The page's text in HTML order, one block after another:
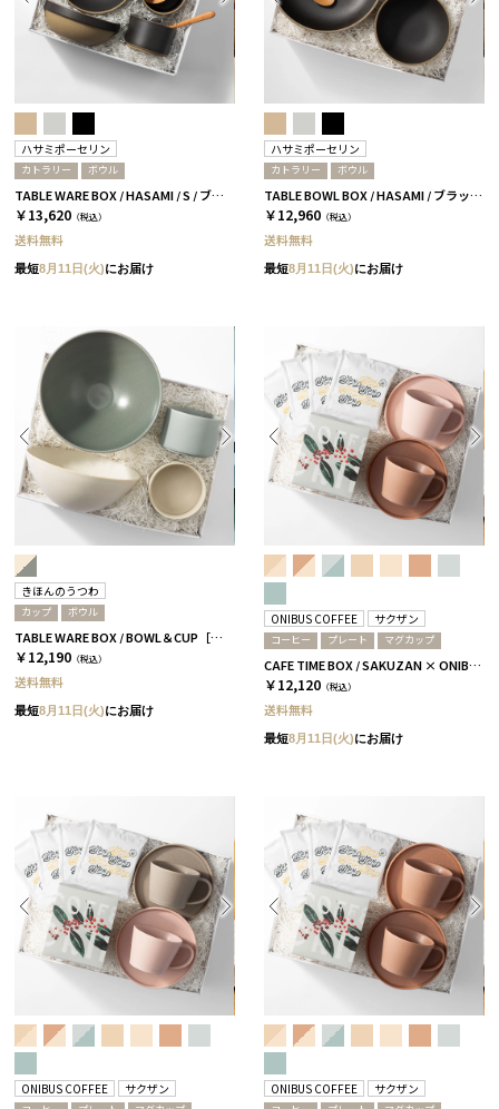
ハサミポーセリン
カトラリー ボウル
TABLE WARE BOX / HASAMI / S / ブラック［ハサミポーセリン］
￥13,620 （税込）
送料無料
最短8月11日(火)にお届け
ハサミポーセリン
カトラリー ボウル
TABLE BOWL BOX / HASAMI / ブラック［ハサミポーセリン］
￥12,960 （税込）
送料無料
最短8月11日(火)にお届け
きほんのうつわ
カップ ボウル
TABLE WARE BOX / BOWL＆CUP［きほんのうつわ］
￥12,190 （税込）
送料無料
最短8月11日(火)にお届け
ONIBUS COFFEE サクザン
コーヒー プレート マグカップ
CAFE TIME BOX / SAKUZAN × ONIBUS COFFEE / テラコッタ＆コーラルベージュ
￥12,120 （税込）
送料無料
最短8月11日(火)にお届け
ONIBUS COFFEE サクザン ONIBUS COFFEE サクザン